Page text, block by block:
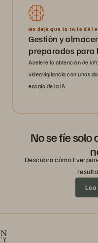
No deje que la IA le dé
Gestión y
preparados para
Acelere la obtención de
videovigilancia con unos
escala de la IA.
No se fíe solo
Descubra cómo
Lea